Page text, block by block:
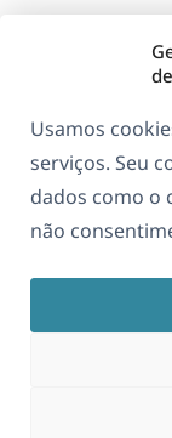
Usamos
serviços. Seu
dados como o
não